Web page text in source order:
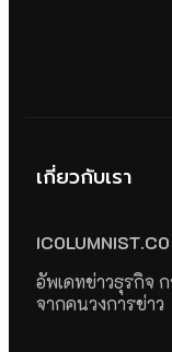
เกี่ยวกับเรา
ICOLUMNIST.CO
อัพเดทข่าวธุรกิจ
จากคนวงการข่าว